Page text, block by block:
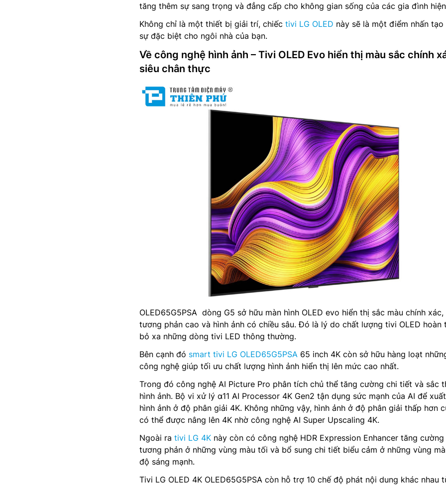
tăng thêm sự sang trọng và đẳng cấp cho không gian sống của các gia đình
Không chỉ là một thiết bị giải trí, chiếc tivi LG OLED này sẽ là một điểm nhấn tạo
sự đặc biệt cho ngôi nhà của bạn.
Về công nghệ hình ảnh – Tivi OLED Evo hiển thị màu sắc chính
siêu chân thực
OLED65G5PSA dòng G5 sở hữu màn hình OLED evo hiển thị sắc màu chính
tương phản cao và hình ảnh có chiều sâu. Đó là lý do chất lượng tivi OLED hoàn
bỏ xa những dòng tivi LED thông thường.
Bên cạnh đó smart tivi LG OLED65G5PSA 65 inch 4K còn sở hữu hàng loạt
công nghệ giúp tối ưu chất lượng hình ảnh hiển thị lên mức cao nhất.
Trong đó công nghệ AI Picture Pro phân tích chủ thể tăng cường chi tiết và sắc
hình ảnh. Bộ vi xử lý α11 AI Processor 4K Gen2 tận dụng sức mạnh của AI để
hình ảnh ở độ phân giải 4K. Không những vậy, hình ảnh ở độ phân giải thấp hơn
có thể được nâng lên 4K nhờ công nghệ AI Super Upscaling 4K.
Ngoài ra tivi LG 4K này còn có công nghệ HDR Expression Enhancer tăng
tương phản ở những vùng màu tối và bổ sung chi tiết biểu cảm ở những vùng
độ sáng mạnh.
Tivi LG OLED 4K OLED65G5PSA còn hỗ trợ 10 chế độ phát nội dung khác nhau